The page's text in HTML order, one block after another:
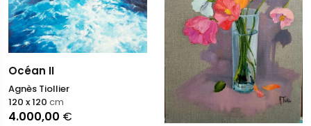
Océan II
Agnès Tiollier
4.000,00 €
120 x 120 cm